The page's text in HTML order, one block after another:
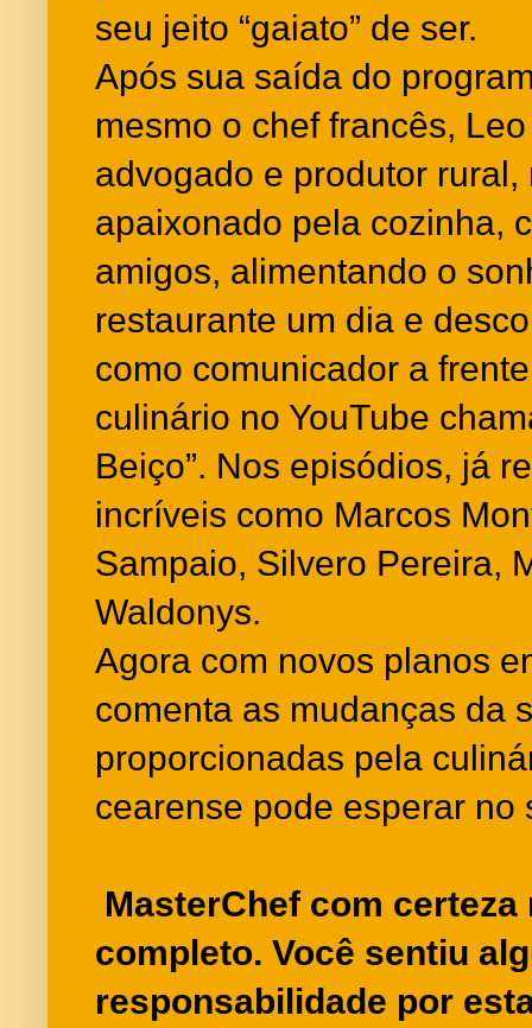
seu jeito “gaiato” de ser.
Após sua saída do
mesmo o chef francês,
advogado e produtor rural,
apaixonado pela cozinha,
amigos, alimentando o
restaurante um dia e
como comunicador a
culinário no YouTube
Beiço”. Nos episódios, já
incríveis como Marcos
Sampaio, Silvero Pereira,
Waldonys.
Agora com novos planos
comenta as mudanças da
proporcionadas pela
cearense pode esperar no
MasterChef com
completo. Você sentiu
responsabilidade por